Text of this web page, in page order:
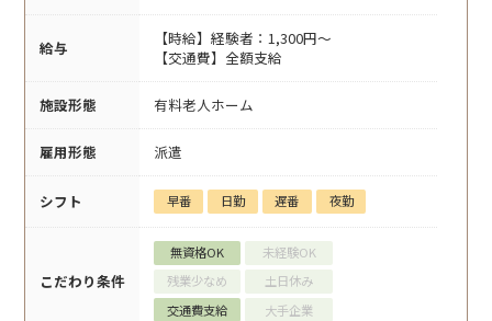
給与
【時給】経験者：1,300円～
【交通費】全額支給
施設形態 有料老人ホーム
雇用形態 派遣
シフト 早番 日勤 遅番 夜勤
こだわり条件
無資格OK
未経験OK
残業少なめ
土日休み
交通費支給
大手企業